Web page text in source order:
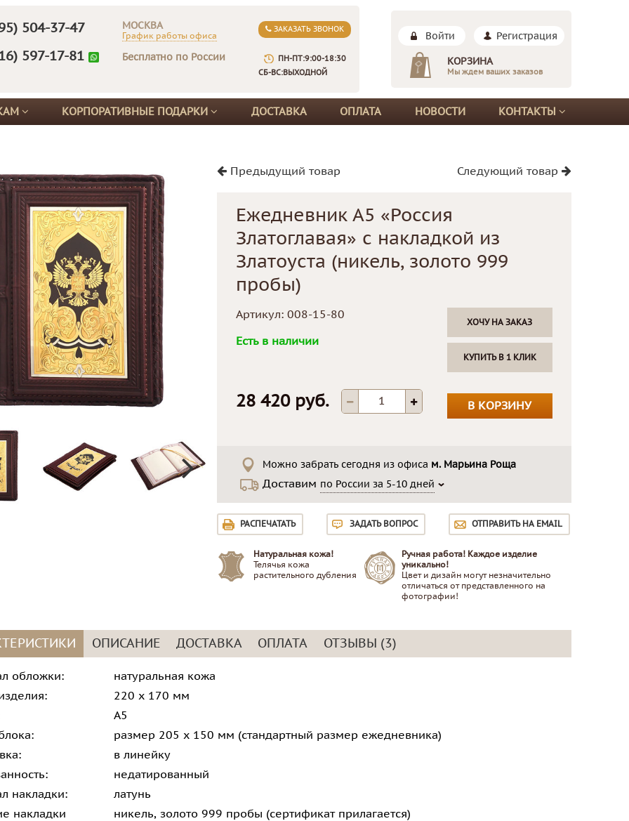
504-37-47 МОСКВА
График работы офиса
597-17-81 Бесплатно по России
ЗАКАЗАТЬ ЗВОНОК
ПН-ПТ:9:00-18:30
СБ-ВС:ВЫХОДНОЙ
Войти Регистрация
КОРЗИНА
Мы ждем ваших заказов
КОРПОРАТИВНЫЕ ПОДАРКИ ДОСТАВКА ОПЛАТА НОВОСТИ КОНТАКТЫ
Предыдущий товар
Следующий товар
Ежедневник А5 «Россия
Златоглавая» с накладкой из
Златоуста (никель, золото 999
пробы)
Артикул: 008-15-80
Есть в наличии
28 420 руб.
ХОЧУ НА ЗАКАЗ
КУПИТЬ В 1 КЛИК
В КОРЗИНУ
Можно забрать сегодня из офиса м. Марьина Роща
Доставим по России за 5-10 дней
РАСПЕЧАТАТЬ ЗАДАТЬ ВОПРОС ОТПРАВИТЬ НА EMAIL
Натуральная кожа!
Телячья кожа
растительного дубления
Ручная работа! Каждое изделие
уникально!
Цвет и дизайн могут незначительно
отличаться от представленного на
фотографии!
ОПИСАНИЕ ДОСТАВКА ОПЛАТА ОТЗЫВЫ (3)
обложки:
натуральная кожа
220 х 170 мм
А5
размер 205 х 150 мм (стандартный размер ежедневника)
в линейку
недатированный
накладки:
латунь
накладки
никель, золото 999 пробы (сертификат прилагается)